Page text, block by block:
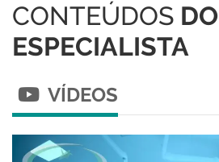
CONTEÚDOS DO
ESPECIALISTA
VÍDEOS